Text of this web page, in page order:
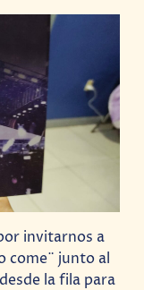
invitarnos a
come¨ junto al
la fila para